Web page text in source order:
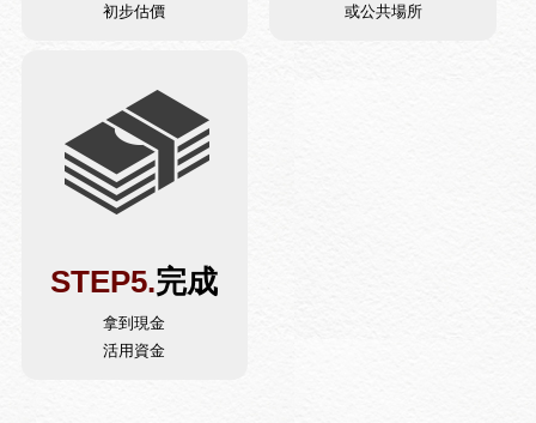
初步估價
或公共場所
STEP5.完成
拿到現金
活用資金